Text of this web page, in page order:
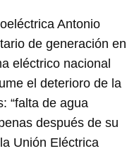
Antonio
de generación en
eléctrico nacional
el deterioro de la
“falta de agua
después de su
Unión Eléctrica